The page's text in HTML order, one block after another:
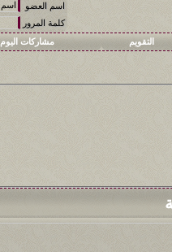
اسم العضو
كلمة المرور
التقويم
مشاركات اليوم